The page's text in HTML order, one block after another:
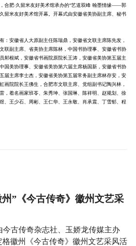
合肥·久留米友好美术馆承办的“艺道双峰 翰墨情缘——郭
留米友好美术馆开幕。开幕式由安徽省美协副主席、秘书
：安徽省人大原副主任陈瑞鼎，安徽省文联主席陈先发，
联副主席、省美协主席陈林，中国书协理事、安徽省书协
邾根斌，安徽省书画院原院长王涛，安徽省美协第五届主
国美协理事、安徽省美协第六届主席杨国新，安徽省书协
届主席李士杰，安徽省美协第五届常务副主席林存安，安
画院院长王佛生，合肥市文联主席、党组副书记陶兴林，
，着名画家班苓、朱秀坤、张国琳、陈祥明、赵规划、徐
、王少石、周彬、王仁华、王永敬、肖承震、丁雪郁、程
”《今古传奇》徽州文艺采
今古传奇杂志社、玉娇龙传媒主办
格徽州《今古传奇》徽州文艺采风活